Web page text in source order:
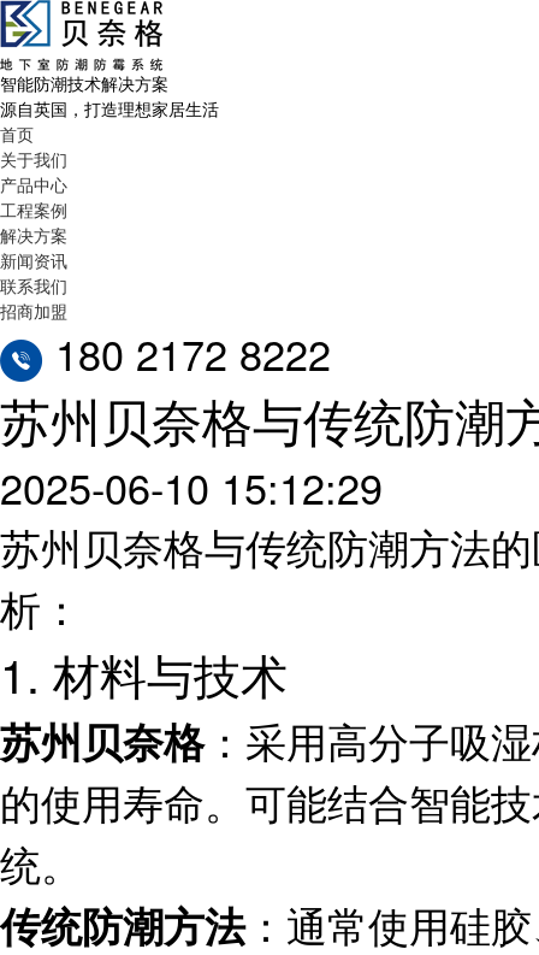
智能防潮技术解决方案
源自英国，打造理想家居生活
首页
关于我们
产品中心
工程案例
解决方案
新闻资讯
联系我们
招商加盟
180 2172 8222
苏州贝奈格与传统防潮
2025-06-10 15:12:29
苏州贝奈格与传统防潮方法
析：
1. 材料与技术
苏州贝奈格：采用高分子吸
的使用寿命。可能结合智能
统。
传统防潮方法：通常使用硅